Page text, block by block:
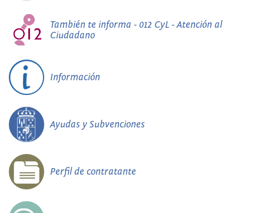
También te informa - 012 CyL - Atención al
Ciudadano
Información
Ayudas y Subvenciones
Perfil de contratante